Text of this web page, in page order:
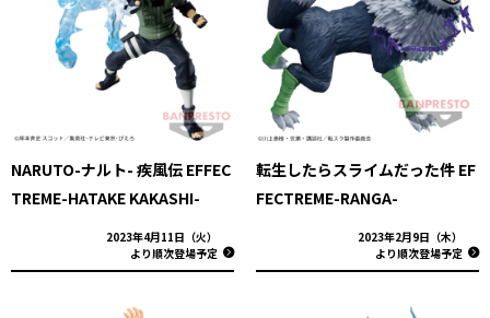
NARUTO-ナルト- 疾風伝 EFFEC
TREME-HATAKE KAKASHI-
2023年4月11日（火）
より順次登場予定
転生したらスライムだった件 EF
FECTREME-RANGA-
2023年2月9日（木）
より順次登場予定